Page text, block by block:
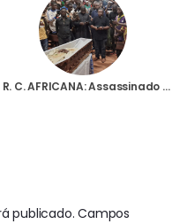
R. C. AFRICANA: Assassinado a tiro pároco de São João Baptista, em Zémio, região marcada por muita violência
publicado. Campos